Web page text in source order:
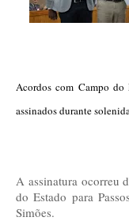
Acordos com Campo
assinados durante
A assinatura ocorreu
do Estado para
Simões.